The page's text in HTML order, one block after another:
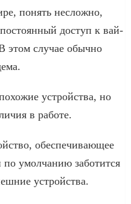
понять несложно,
доступ к вай-
этом случае обычно
устройства, но
в работе.
обеспечивающее
умолчанию заботится
устройства.